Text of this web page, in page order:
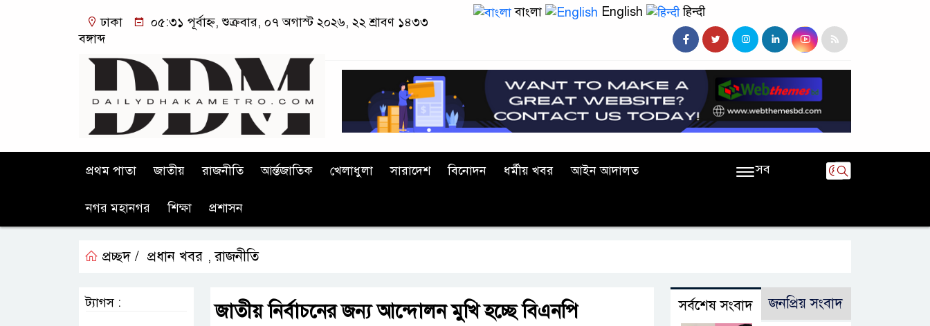
ঢাকা
০৫:৩১ পূর্বাহ্ন, শুক্রবার, ০৭ অগাস্ট ২০২৬, ২২ শ্রাবণ ১৪৩৩
বঙ্গাব্দ
বাংলা English हिन्दी
প্রথম পাতা জাতীয় রাজনীতি আর্ন্তজাতিক খেলাধুলা সারাদেশ বিনোদন ধর্মীয় খবর আইন আদালত
নগর মহানগর শিক্ষা প্রশাসন
সব
প্রচ্ছদ / প্রধান খবর ,রাজনীতি
জাতীয় নির্বাচনের জন্য আন্দোলন মুখি হচ্ছে বিএনপি
ট্যাগস : সর্বশেষ সংবাদ জনপ্রিয় সংবাদ